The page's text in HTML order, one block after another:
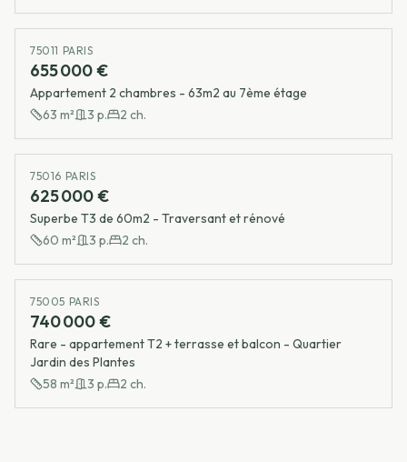
75011 PARIS
655 000 €
Appartement 2 chambres - 63m2 au 7ème étage
63 m² 3 p. 2 ch.
75016 PARIS
625 000 €
Superbe T3 de 60m2 - Traversant et rénové
60 m² 3 p. 2 ch.
75005 PARIS
740 000 €
Rare - appartement T2 + terrasse et balcon - Quartier
Jardin des Plantes
58 m² 3 p. 2 ch.